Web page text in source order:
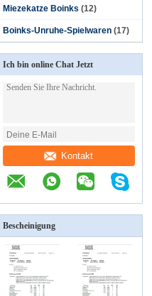
Miezekatze Boinks (12)
Boinks-Unruhe-Spielwaren (17)
Ich bin online Chat Jetzt
Kontakt
Bescheinigung